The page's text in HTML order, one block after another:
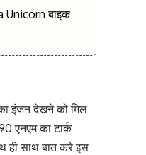
Unicorn बाइक
इंजन देखने को मिल
एनएम का टार्क
ही साथ बात करे इस